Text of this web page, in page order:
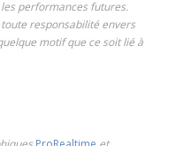
performances futures.
responsabilité envers
motif que ce soit lié à